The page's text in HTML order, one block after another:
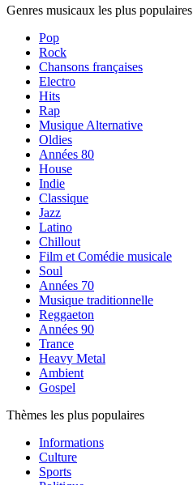
Genres musicaux les plus populaires
Pop
Rock
Chansons françaises
Electro
Hits
Rap
Musique Alternative
Oldies
Années 80
House
Indie
Classique
Jazz
Latino
Chillout
Film et Comédie musicale
Soul
Années 70
Musique traditionnelle
Reggaeton
Années 90
Trance
Heavy Metal
Ambient
Gospel
Thèmes les plus populaires
Informations
Culture
Sports